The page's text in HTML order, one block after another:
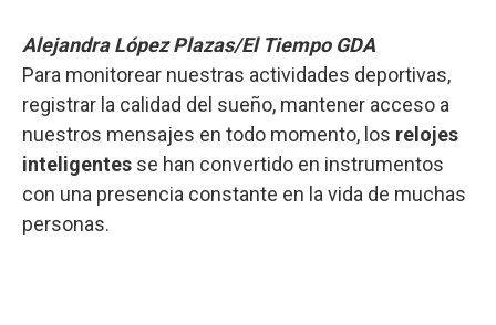
Alejandra López Plazas/El Tiempo GDA
Para monitorear nuestras actividades deportivas,
registrar la calidad del sueño, mantener acceso a
nuestros mensajes en todo momento, los relojes
inteligentes se han convertido en instrumentos
con una presencia constante en la vida de muchas
personas.